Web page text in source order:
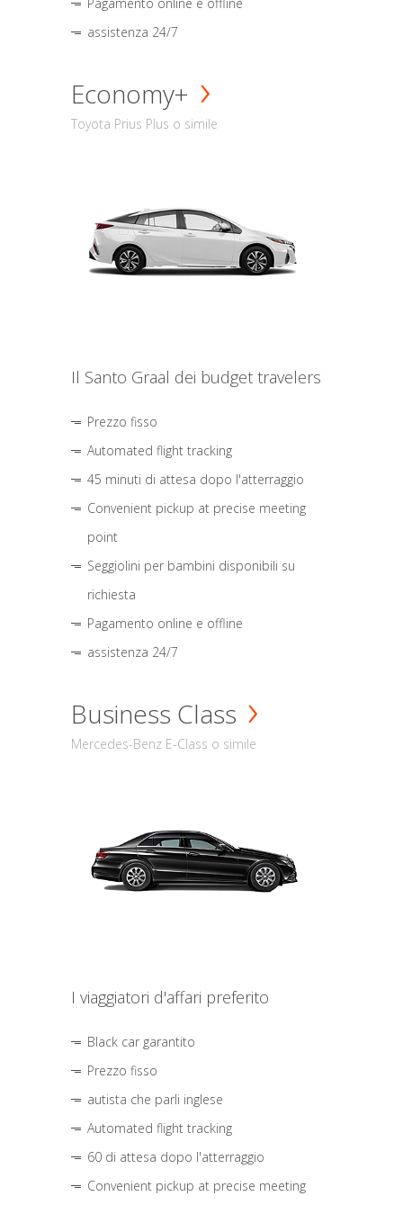
assistenza 24/7
Economy+
Toyota Prius Plus o simile
Il Santo Graal dei budget travelers
Prezzo fisso
Automated flight tracking
45 minuti di attesa dopo l'atterraggio
Convenient pickup at precise meeting
point
Seggiolini per bambini disponibili su
richiesta
Pagamento online e offline
assistenza 24/7
Business Class
Mercedes-Benz E-Class o simile
I viaggiatori d'affari preferito
Black car garantito
Prezzo fisso
autista che parli inglese
Automated flight tracking
60 di attesa dopo l'atterraggio
Convenient pickup at precise meeting